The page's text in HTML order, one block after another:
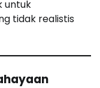
untuk
tidak realistis